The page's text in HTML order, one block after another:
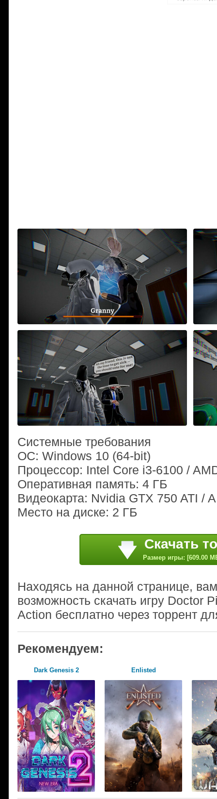
Системные требования
ОС: Windows 10 (64-bit)
Процессор: Intel Core i3-6100 /
Оперативная память: 4 ГБ
Видеокарта: Nvidia GTX 750 ATI /
Место на диске: 2 ГБ
Скачать
Размер игры: [609.00
Находясь на данной странице,
возможность скачать игру Doctor
Action бесплатно через торрент
Рекомендуем:
Dark Genesis 2 Enlisted